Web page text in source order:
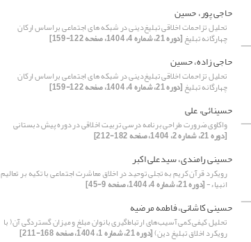
حاجی پور، حسین
تحلیل تزاحمات اخلاقی تبلیغ‌دینی در شبکه های اجتماعی براساس ارکان
چهارگانه تبلیغ[دوره 21، شماره 4، 1404، صفحه 122-159]
حاجی زاده، حسین
تحلیل تزاحمات اخلاقی تبلیغ‌دینی در شبکه های اجتماعی براساس ارکان
چهارگانه تبلیغ[دوره 21، شماره 4، 1404، صفحه 122-159]
حسینائی، علی
واکاوی ضرورت طراحی برنامه درسی تربیت اخلاقی در دوره پیش دبستانی
[دوره 21، شماره 2، 1404، صفحه 182-212]
حسینی رامندی، سیدعلی اکبر
رویکرد قرآن کریم به تجلی توحید در اخلاق معاشرت اجتماعی با تکیه بر تعالیم
انبیاء-[دوره 21، شماره 4، 1404، صفحه 9-45]
حسینی کاشانی، فاطمه مرضیه
تحلیل کیفی کمی آسیب‌های ارتباط‌گیری بانوان مبلغ و میزان گستردگی آن( با
رویکرد اخلاق تبلیغ دین)[دوره 21، شماره 1، 1404، صفحه 168-211]